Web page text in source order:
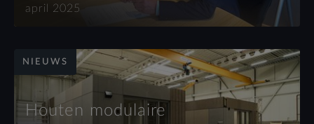
april 2025
NIEUWS
Houten modulaire